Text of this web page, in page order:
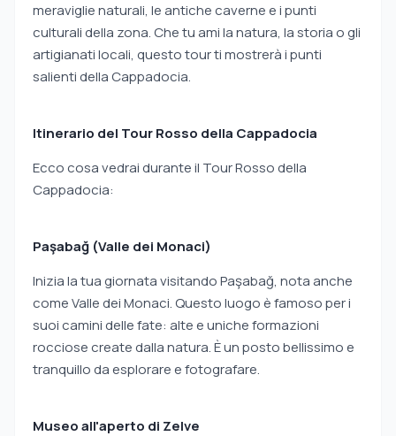
meraviglie naturali, le antiche caverne e i punti
culturali della zona. Che tu ami la natura, la storia o gli
artigianati locali, questo tour ti mostrerà i punti
salienti della Cappadocia.
Itinerario del Tour Rosso della Cappadocia
Ecco cosa vedrai durante il Tour Rosso della
Cappadocia:
Paşabağ (Valle dei Monaci)
Inizia la tua giornata visitando Paşabağ, nota anche
come Valle dei Monaci. Questo luogo è famoso per i
suoi camini delle fate: alte e uniche formazioni
rocciose create dalla natura. È un posto bellissimo e
tranquillo da esplorare e fotografare.
Museo all'aperto di Zelve